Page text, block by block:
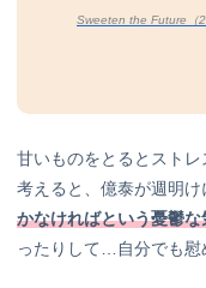
Sweeten the Future（
甘いものをとるとスト
考えると、億泰が週明け
かなければという憂鬱
ったりして…自分でも慰